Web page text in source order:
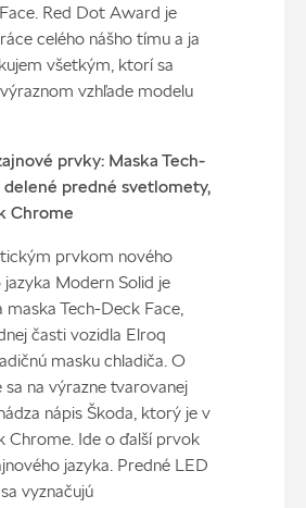
Red Dot Award je
celého nášho tímu a ja
všetkým, ktorí sa
vzhľade modelu
prvky: Maska Tech-
delené predné svetlomety,
Chrome
prvkom nového
jazyka Modern Solid je
maska Tech-Deck Face,
časti vozidla Elroq
masku chladiča. O
sa na výrazne tvarovanej
nápis Škoda, ktorý je v
Chrome. Ide o ďalší prvok
jazyka. Predné LED
vyznačujú